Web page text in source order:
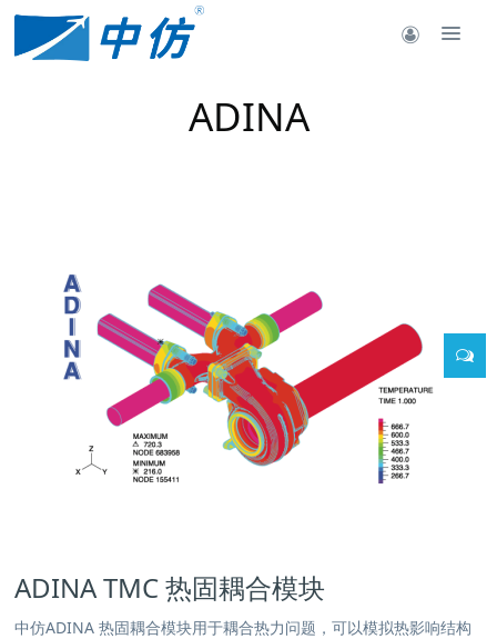
ADINA
ADINA TMC 热固耦合模块
中仿ADINA 热固耦合模块用于耦合热力问题，可以模拟热影响结构